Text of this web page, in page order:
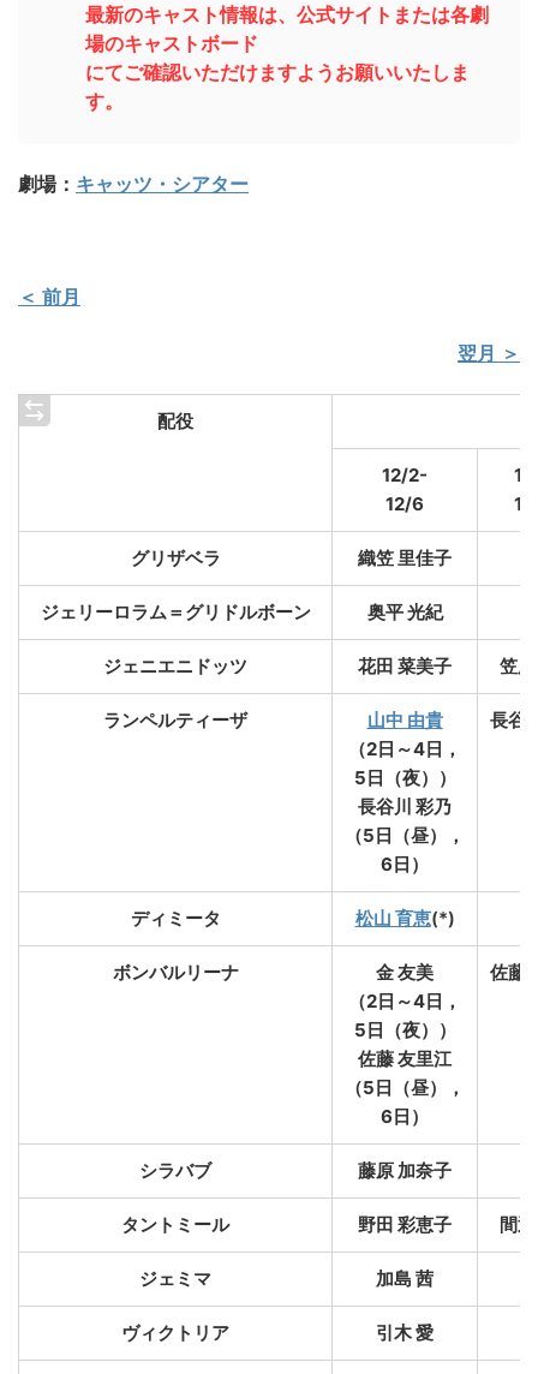
最新のキャスト情報は、公式サイトまたは各劇
場のキャストボード
にてご確認いただけますようお願いいたしま
す。
劇場： キャッツ・シアター
＜ 前月
翌月 ＞
配役
12/2-
12/6
グリザベラ 織笠 里佳子
ジェリーロラム＝グリドルボーン 奥平 光紀
ジェニエニドッツ 花田 菜美子 笠
ランペルティーザ
山中 由貴
（2日～4日，
5日（夜））
長谷川 彩乃
（5日（昼），
6日）
長谷
ディミータ 松山 育恵(*)
ボンバルリーナ
金 友美
（2日～4日，
5日（夜））
佐藤 友里江
（5日（昼），
6日）
佐藤
シラバブ 藤原 加奈子
タントミール 野田 彩恵子 間
ジェミマ 加島 茜
ヴィクトリア 引木 愛